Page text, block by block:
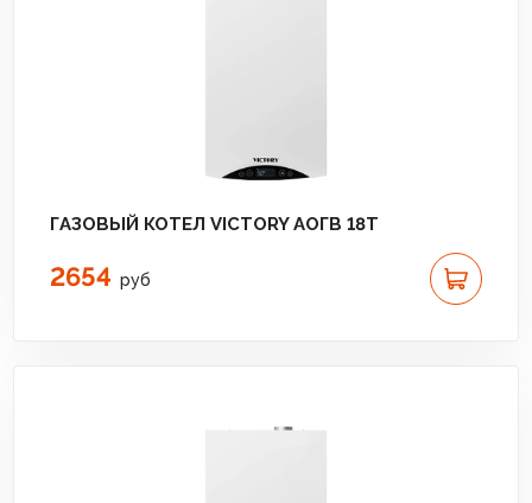
ГАЗОВЫЙ КОТЕЛ VICTORY АОГВ 18T
2654 руб